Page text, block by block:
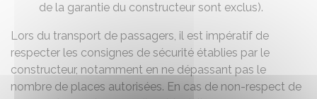
de la garantie du constructeur sont exclus).
Lors du transport de passagers, il est impératif de
respecter les consignes de sécurité établies par le
constructeur, notamment en ne dépassant pas le
nombre de places autorisées. En cas de non-respect de